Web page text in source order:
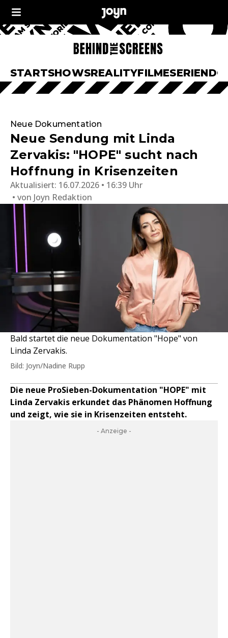
STARTSHOWSREALITYFILMESERIEN
Neue Dokumentation
Neue Sendung mit Linda
Zervakis: "HOPE" sucht nach
Hoffnung in Krisenzeiten
Aktualisiert: 16.07.2026 • 16:39 Uhr
von Joyn Redaktion
Bald startet die neue Dokumentation "Hope" von
Linda Zervakis.
Bild: Joyn/Nadine Rupp
Die neue ProSieben-Dokumentation "HOPE" mit
Linda Zervakis erkundet das Phänomen Hoffnung
und zeigt, wie sie in Krisenzeiten entsteht.
- Anzeige -